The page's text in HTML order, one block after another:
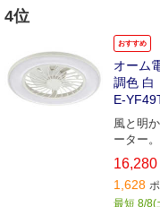
4位
おすすめ
オーム
調色 白
E-
風と明
ーター。
16,280
1,628
最短 8/8(